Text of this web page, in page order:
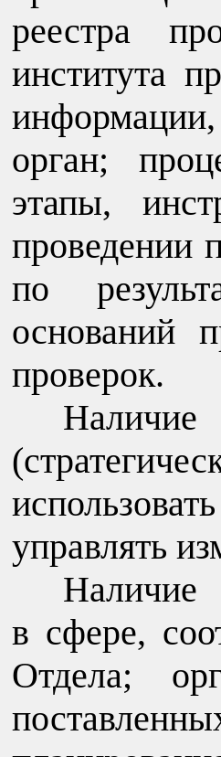
реестра
института
орган;
этапы,
проведении
по
оснований
проверок.
управлять
в сфере,
Отдела;